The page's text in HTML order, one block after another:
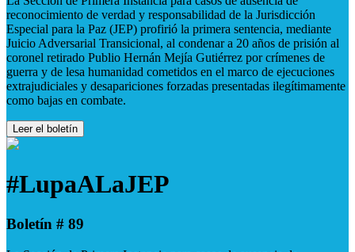
reconocimiento de verdad y responsabilidad de la Jurisdicción
Especial para la Paz (JEP) profirió la primera sentencia, mediante
Juicio Adversarial Transicional, al condenar a 20 años de prisión al
coronel retirado Publio Hernán Mejía Gutiérrez por crímenes de
guerra y de lesa humanidad cometidos en el marco de ejecuciones
extrajudiciales y desapariciones forzadas presentadas ilegítimamente
como bajas en combate.
Leer el boletín
#LupaALaJEP
Boletín # 89